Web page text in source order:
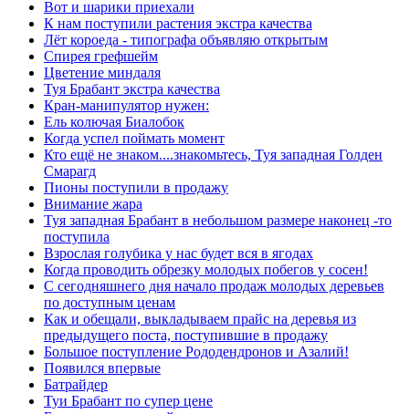
Вот и шарики приехали
К нам поступили растения экстра качества
Лёт короеда - типографа объявляю открытым
Спирея грефшейм
Цветение миндаля
Туя Брабант экстра качества
Кран-манипулятор нужен:
Ель колючая Биалобок
Когда успел поймать момент
Кто ещё не знаком....знакомьтесь, Туя западная Голден
Смарагд
Пионы поступили в продажу
Внимание жара
Туя западная Брабант в небольшом размере наконец -то
поступила
Взрослая голубика у нас будет вся в ягодах
Когда проводить обрезку молодых побегов у сосен!
С сегодняшнего дня начало продаж молодых деревьев
по доступным ценам
Как и обещали, выкладываем прайс на деревья из
предыдущего поста, поступившие в продажу
Большое поступление Рододендронов и Азалий!
Появился впервые
Батрайдер
Туи Брабант по супер цене